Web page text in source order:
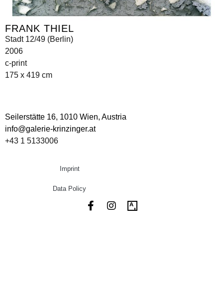
FRANK THIEL
Stadt 12/49 (Berlin)
2006
c-print
175 x 419 cm
Seilerstätte 16, 1010 Wien, Austria
info@galerie-krinzinger.at
+43 1 5133006
Imprint
Data Policy